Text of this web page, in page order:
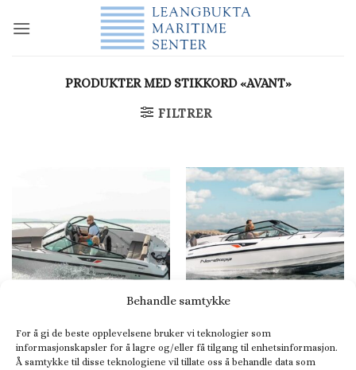
Behandle samtykke
For å gi de beste opplevelsene bruker vi teknologier som
informasjonskapsler for å lagre og/eller få tilgang til enhetsinformasjon.
Å samtykke til disse teknologiene vil tillate oss å behandle data som
PRODUKTER MED STIKKORD «AVANT»
FILTRER
BOW RIDER
Nordkapp Avant 605
BOW RIDER
Nordkapp Avant 705